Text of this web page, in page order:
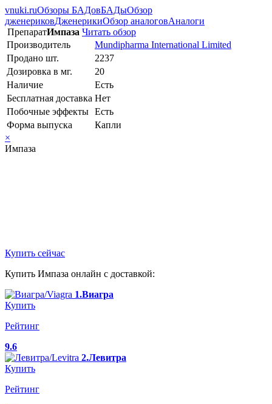
vnuki.ruОбзоры БАДовБАДыОбзор
дженериковДженерикиОбзор аналоговАналоги
ПрепаратИмпаза Читать обзор
Производитель
Mundipharma International Limited
Продано шт.
2237
Дозировка в мг.
20
Наличие
Есть
Бесплатная доставка Нет
Побочные эффекты Есть
Форма выпуска
Капли
×
Импаза
Купить сейчас
Купить Импаза онлайн с доставкой:
1.Виагра
Купить
Рейтинг
9.6
2.Левитра
Купить
Рейтинг